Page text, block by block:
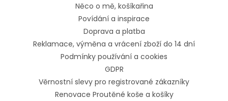
Něco o mě, košíkařina
Povídání a inspirace
Doprava a platba
Reklamace, výměna a vrácení zboží do 14 dní
Podmínky používání a cookies
GDPR
Věrnostní slevy pro registrované zákazníky
Renovace Proutěné koše a košíky